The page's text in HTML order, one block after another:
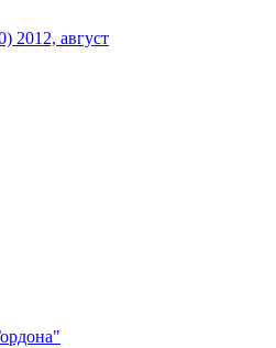
2012, август